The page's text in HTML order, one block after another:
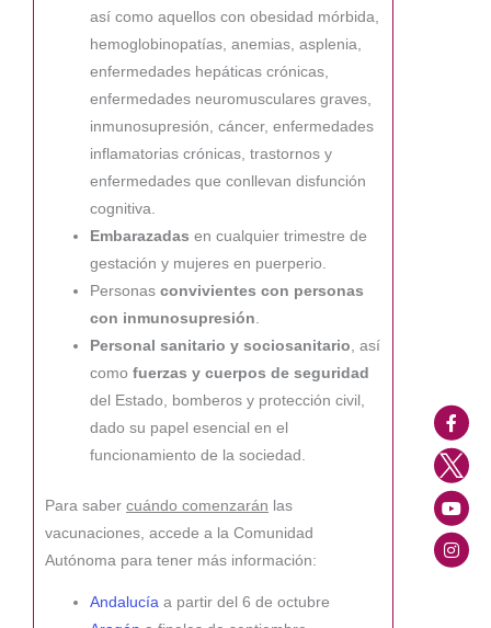
así como aquellos con obesidad mórbida,
hemoglobinopatías, anemias, asplenia,
enfermedades hepáticas crónicas,
enfermedades neuromusculares graves,
inmunosupresión, cáncer, enfermedades
inflamatorias crónicas, trastornos y
enfermedades que conllevan disfunción
cognitiva.
Embarazadasen cualquier trimestre de
gestación y mujeres en puerperio.
Personasconvivientes con personas
con inmunosupresión.
Personal sanitario y sociosanitario, así
comofuerzas y cuerpos de seguridad
del Estado, bomberos y protección civil,
dado su papel esencial en el
funcionamiento de la sociedad.
Para saber cuándo comenzarán las
vacunaciones, accede a la Comunidad
Autónoma para tener más información:
Andalucía a partir del 6 de octubre